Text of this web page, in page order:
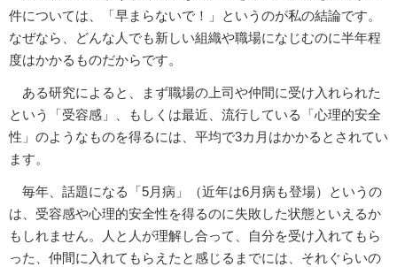
件については、「早まらないで！」というのが私の結論です。
なぜなら、どんな人でも新しい組織や職場になじむのに半年程
度はかかるものだからです。
ある研究によると、まず職場の上司や仲間に受け入れられた
という「受容感」、もしくは最近、流行している「心理的安全
性」のようなものを得るには、平均で3カ月はかかるとされてい
ます。
毎年、話題になる「5月病」（近年は6月病も登場）というの
は、受容感や心理的安全性を得るのに失敗した状態といえるか
もしれません。人と人が理解し合って、自分を受け入れてもら
った、仲間に入れてもらえたと感じるまでには、それぐらいの